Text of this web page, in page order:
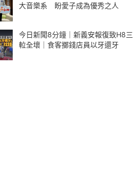
大音樂系 盼愛子成為優秀之人
今日新聞8分鐘｜新義安報復致H8三
𨋢全壞｜食客擲錢店員以牙還牙